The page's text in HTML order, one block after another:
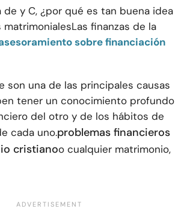
y C, ¿por qué es tan buena idea
matrimonialesLas finanzas de la
sobre financiación
son una de las principales causas
tener un conocimiento profundo
del otro y de los hábitos de
cada uno.problemas financieros
cristianoo cualquier matrimonio,